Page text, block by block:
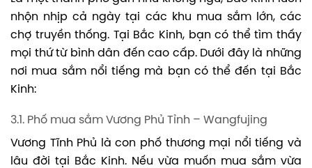
nhộn nhịp cả ngày tại các khu mua sắm lớn, các
chợ truyền thống. Tại Bắc Kinh, bạn có thể tìm thấy
mọi thứ từ bình dân đến cao cấp. Dưới đây là những
nơi mua sắm nổi tiếng mà bạn có thể đến tại Bắc
Kinh:
3.1. Phố mua sắm Vương Phủ Tỉnh – Wangfujing
Vương Tĩnh Phủ là con phố thương mại nổi tiếng và
lâu đời tại Bắc Kinh. Nếu vừa muốn mua sắm vừa